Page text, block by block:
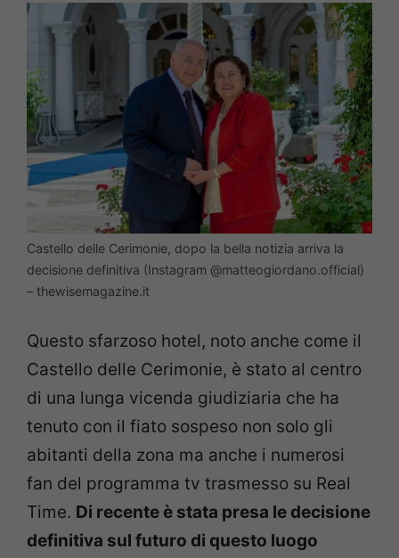
Castello delle Cerimonie, dopo la bella notizia arriva la
decisione definitiva (Instagram @matteogiordano.official)
– thewisemagazine.it
Questo sfarzoso hotel, noto anche come il
Castello delle Cerimonie, è stato al centro
di una lunga vicenda giudiziaria che ha
tenuto con il fiato sospeso non solo gli
abitanti della zona ma anche i numerosi
fan del programma tv trasmesso su Real
Time. Di recente è stata presa le decisione
definitiva sul futuro di questo luogo